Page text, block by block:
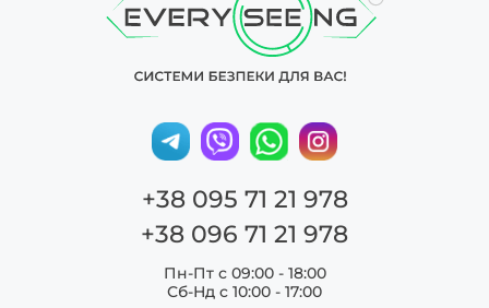
+38 095 71 21 978
+38 096 71 21 978
Пн-Пт с 09:00 - 18:00
Сб-Нд c 10:00 - 17:00